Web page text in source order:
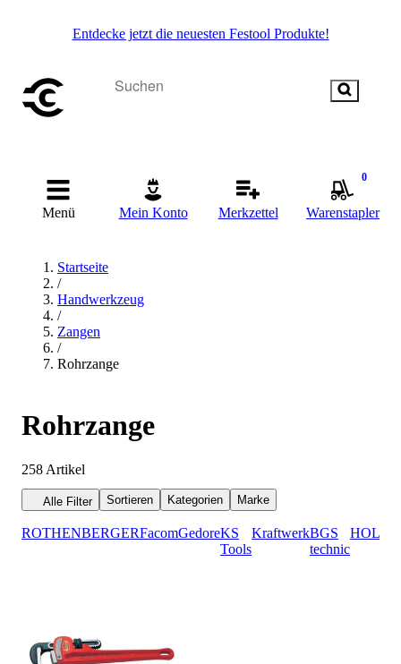
Entdecke jetzt die neuesten Festool Produkte!
Menü Mein Konto Merkzettel
0
Warenstapler
Startseite
/
Handwerkzeug
/
Zangen
/
Rohrzange
Rohrzange
258 Artikel
Alle Filter Sortieren Kategorien Marke
ROTHENBERGERFacomGedoreKS
Tools
KraftwerkBGS
technic
HOLEX